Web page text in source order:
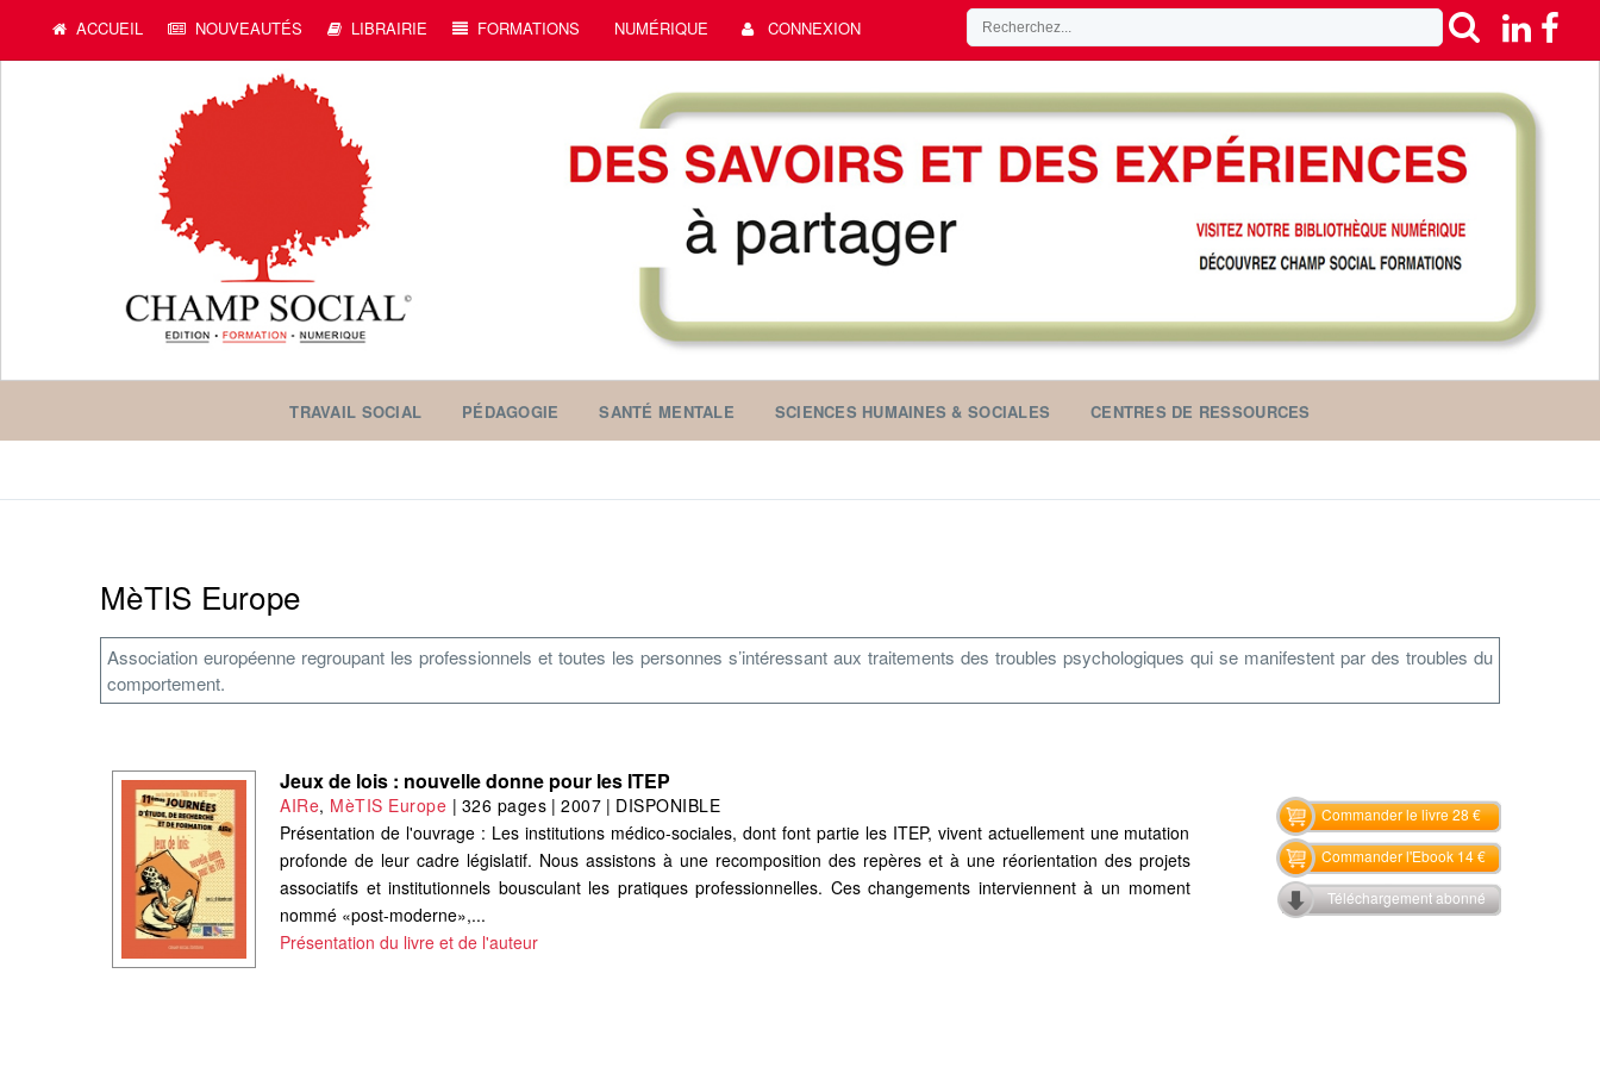
ACCUEIL NOUVEAUTÉS LIBRAIRIE FORMATIONS NUMÉRIQUE CONNEXION
TRAVAIL SOCIAL PÉDAGOGIE SANTÉ MENTALE SCIENCES HUMAINES & SOCIALES CENTRES DE RESSOURCES
MèTIS Europe
Association européenne regroupant les professionnels et toutes les personnes s’intéressant aux traitements des troubles psychologiques qui se manifestent par des troubles du
comportement.
Jeux de lois : nouvelle donne pour les ITEP
AIRe, MèTIS Europe | 326 pages |2007 | DISPONIBLE
Présentation de l'ouvrage : Les institutions médico-sociales, dont font partie les ITEP, vivent actuellement une mutation
profonde de leur cadre législatif. Nous assistons à une recomposition des repères et à une réorientation des projets
associatifs et institutionnels bousculant les pratiques professionnelles. Ces changements interviennent à un moment
nommé «post-moderne»,...
Présentation du livre et de l'auteur
Commander le livre 28 €
Commander l'Ebook 14 €
Téléchargement abonné